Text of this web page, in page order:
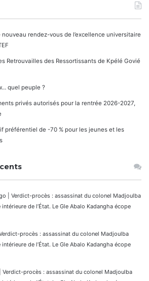
nouveau rendez-vous de l’excellence universitaire
Retrouvailles des Ressortissants de Kpélé Govié
quel peuple ?
privés autorisés pour la rentrée 2026-2027,
préférentiel de -70 % pour les jeunes et les
| Verdict-procès : assassinat du colonel Madjoulba
de l’État. Le Gle Abalo Kadangha écope
procès : assassinat du colonel Madjoulba
de l’État. Le Gle Abalo Kadangha écope
Verdict-procès : assassinat du colonel Madjoulba